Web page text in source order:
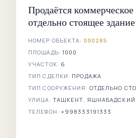
Продаётся коммерческое
отдельно стоящее здание
НОМЕР ОБЪЕКТА: 000285
ПЛОЩАДЬ: 1000
УЧАСТОК: 6
ТИП СДЕЛКИ: ПРОДАЖА
ТИП СООРУЖЕНИЯ: ОТДЕЛЬНО
УЛИЦА: ТАШКЕНТ, ЯШНАБАДСКИЙ
ТЕЛЕФОН: +998333191333